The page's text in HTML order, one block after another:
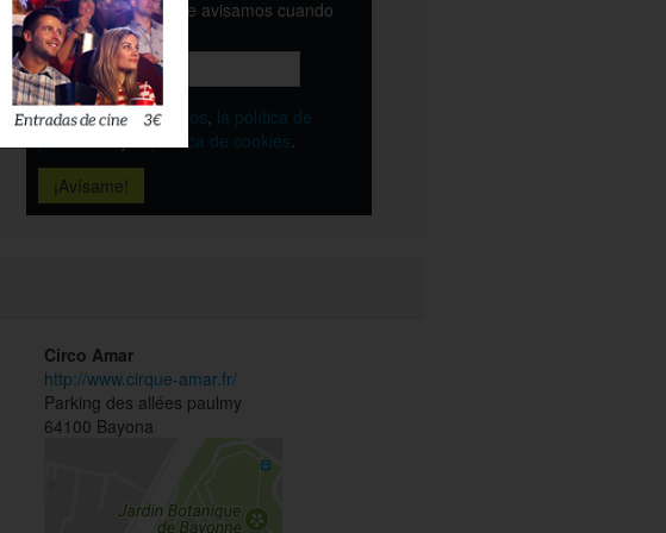
Déjanos tu email y te avisamos cuando
esté disponible
Acepto los términos, la política de
la política de cookies.
Circo Amar
http://www.cirque-amar.fr/
Parking des allées paulmy
64100 Bayona